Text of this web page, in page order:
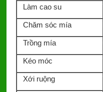
Làm cao su
Chăm sóc mía
Trồng mía
Kéo móc
Xới ruộng